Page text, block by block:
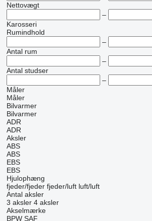
Nettovægt
–
Karosseri
Rumindhold
–
Antal rum
–
Antal studser
–
Måler
Måler
Bilvarmer
Bilvarmer
ADR
ADR
Aksler
ABS
ABS
EBS
EBS
Hjulophæng
fjeder/fjeder fjeder/luft luft/luft
Antal aksler
3 aksler 4 aksler
Akselmærke
BPW SAF